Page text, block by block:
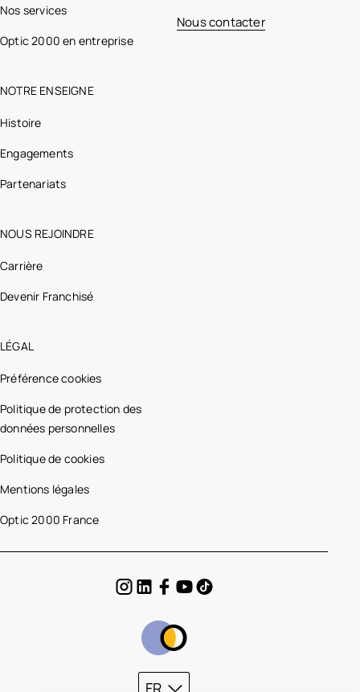
Nos services
Optic 2000 en entreprise
NOTRE ENSEIGNE
Histoire
Engagements
Partenariats
NOUS REJOINDRE
Carrière
Devenir Franchisé
LÉGAL
Préférence cookies
Politique de protection des
données personnelles
Politique de cookies
Mentions légales
Optic 2000 France
Nous contacter
FR